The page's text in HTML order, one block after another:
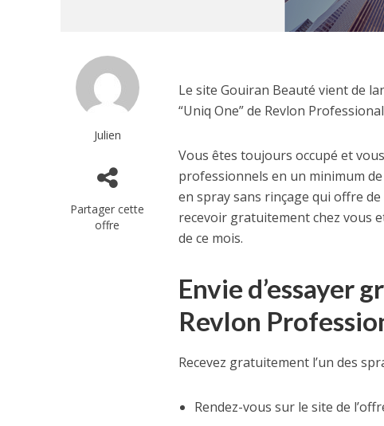
Julien
Partager cette
offre
Le site Gouiran Beauté vient de
“Uniq One” de Revlon
Vous êtes toujours occupé et
professionnels en un minimum
en spray sans rinçage qui offre
recevoir gratuitement chez vous
de ce mois.
Envie d’essayer
Revlon
Recevez gratuitement l’un des
Rendez-vous sur le site de